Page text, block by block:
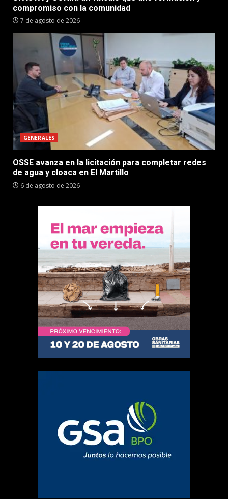
compromiso con la comunidad
7 de agosto de 2026
GENERALES
OSSE avanza en la licitación para completar redes
de agua y cloaca en El Martillo
6 de agosto de 2026